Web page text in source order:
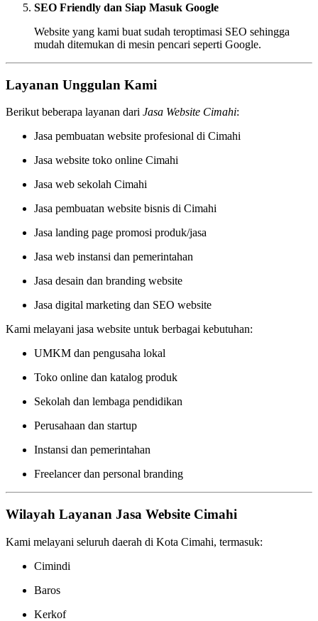
SEO Friendly dan Siap Masuk Google
Website yang kami buat sudah teroptimasi SEO sehingga
mudah ditemukan di mesin pencari seperti Google.
Layanan Unggulan Kami
Berikut beberapa layanan dari Jasa Website Cimahi:
Jasa pembuatan website profesional di Cimahi
Jasa website toko online Cimahi
Jasa web sekolah Cimahi
Jasa pembuatan website bisnis di Cimahi
Jasa landing page promosi produk/jasa
Jasa web instansi dan pemerintahan
Jasa desain dan branding website
Jasa digital marketing dan SEO website
Kami melayani jasa website untuk berbagai kebutuhan:
UMKM dan pengusaha lokal
Toko online dan katalog produk
Sekolah dan lembaga pendidikan
Perusahaan dan startup
Instansi dan pemerintahan
Freelancer dan personal branding
Wilayah Layanan Jasa Website Cimahi
Kami melayani seluruh daerah di Kota Cimahi, termasuk:
Cimindi
Baros
Kerkof